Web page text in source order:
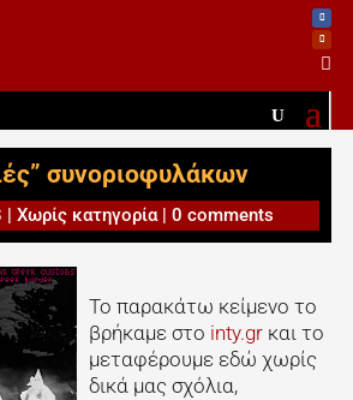

συνοριοφυλάκων
| Χωρίς κατηγορία| 0 comments
Το παρακάτω κείμενο το
βρήκαμε στο inty.grκαι το
μεταφέρουμε εδώ χωρίς
δικά μας σχόλια,